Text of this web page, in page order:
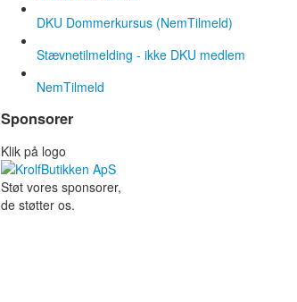
DKU Dommerkursus (NemTilmeld)
Stævnetilmelding - ikke DKU medlem
NemTilmeld
Sponsorer
Klik på logo
Støt vores sponsorer,
de støtter os.